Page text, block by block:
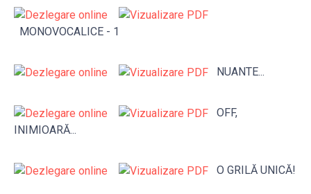
MONOVOCALICE - 1
NUANTE...
OFF,
INIMIOARĂ...
O GRILĂ UNICĂ!